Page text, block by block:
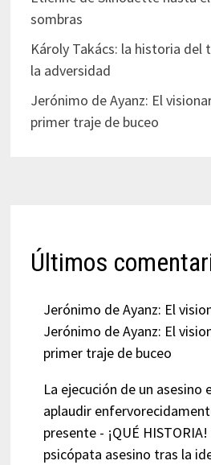
sombras
Károly Takács: la historia del
la adversidad
Jerónimo de Ayanz: El
primer traje de buceo
Últimos
Jerónimo de Ayanz: El
Jerónimo de Ayanz: El
primer traje de buceo
La ejecución de un asesino
aplaudir
presente - ¡QUÉ HISTORIA!
psicópata asesino tras la